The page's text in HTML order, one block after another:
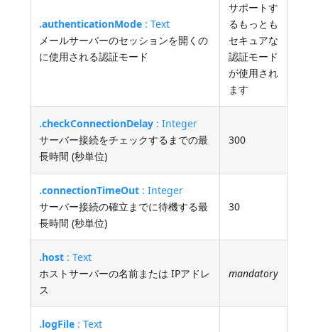
.authenticationMode : Text
メールサーバーのセッションを開くの
に使用される認証モード
サポートす
るもっとも
セキュアな
認証モード
が使用され
ます
.checkConnectionDelay : Integer
サーバー接続をチェックするまでの最
長時間 (秒単位)
300
.connectionTimeOut : Integer
サーバー接続の確立までに待機する最
長時間 (秒単位)
30
.host : Text
ホストサーバーの名前または IPアドレ
ス
mandatory
.logFile : Text